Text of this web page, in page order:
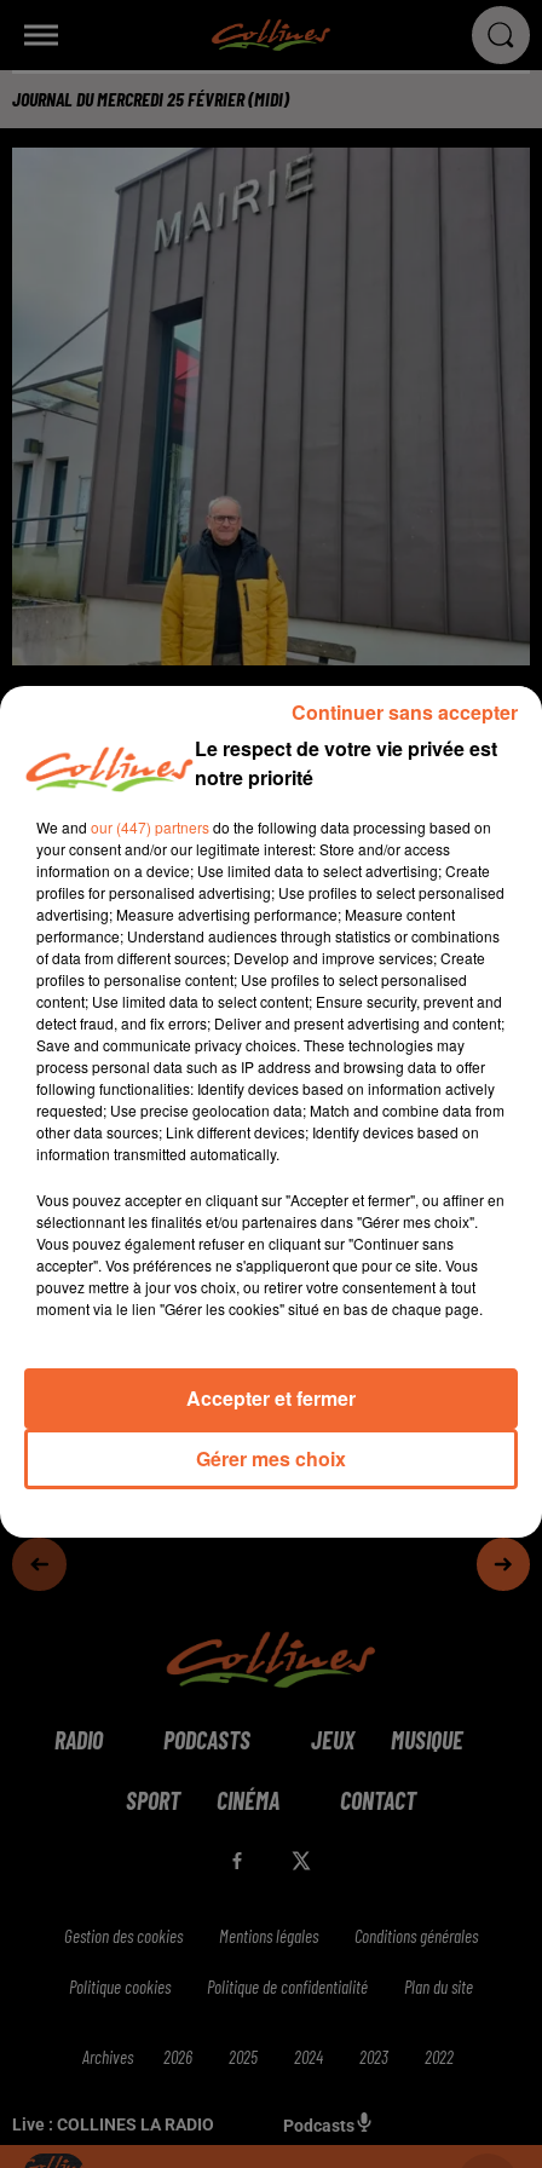
Live : COLLINES LA RADIO Podcasts
JOURNAL DU MERCREDI 25 FÉVRIER (MIDI)
info
25 février 2026 - 14 min 5 sec
JOURNAL DU MERCREDI 25 FÉVRIER (MIDI)
Fabien Gazeau
L'info près de chez vous
Présenté par Fabien Gazeau
- Elections municipales : à Bressuire, Florence Bazzoli, tête de liste
en 2020 a confirmé son retrait.
- A Thouars, le duel entre Bernard Paineau et Axel Urbain sur le
terrain de la sécurité et de la police municipale.
- Nous mettons aussi en avant des élus qui se sont longuement
engagés sur le territoire et qui arrêtent, c'est le cas de Jacques Billy,
- Le forum job été et saisonniers a lieu ce samedi à Bocapole avec
parmi les recruteurs, le Parc de la Vallée de Massais.
- Les Choeurs ephémères de Fanny reviennent samedi à Terves, pour
un concert caritatif
14 min 5 sec
RADIO PODCASTS JEUX MUSIQUE
SPORT CINÉMA CONTACT
Gestion des cookies Mentions légales Conditions générales
Politique cookies Politique de confidentialité Plan du site
Archives 2026 2025 2024 2023 2022
Le respect de votre vie privée est
notre priorité
We and our (447) partnersdo the following data processing based on
your consent and/or our legitimate interest: Store and/or access
information on a device; Use limited data to select advertising; Create
profiles for personalised advertising; Use profiles to select personalised
advertising; Measure advertising performance; Measure content
performance; Understand audiences through statistics or combinations
of data from different sources; Develop and improve services; Create
profiles to personalise content; Use profiles to select personalised
content; Use limited data to select content; Ensure security, prevent and
detect fraud, and fix errors; Deliver and present advertising and content;
Save and communicate privacy choices. These technologies may
process personal data such as IP address and browsing data to offer
following functionalities: Identify devices based on information actively
requested; Use precise geolocation data; Match and combine data from
other data sources; Link different devices; Identify devices based on
information transmitted automatically.
Vous pouvez accepter en cliquant sur "Accepter et fermer", ou affiner en
sélectionnant les finalités et/ou partenaires dans "Gérer mes choix".
Vous pouvez également refuser en cliquant sur "Continuer sans
accepter". Vos préférences ne s'appliqueront que pour ce site. Vous
pouvez mettre à jour vos choix, ou retirer votre consentement à tout
moment via le lien "Gérer les cookies" situé en bas de chaque page.
Gérer mes choix
Accepter et fermer
Continuer sans accepter